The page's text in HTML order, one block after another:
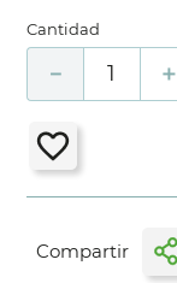
Cantidad
＋
－